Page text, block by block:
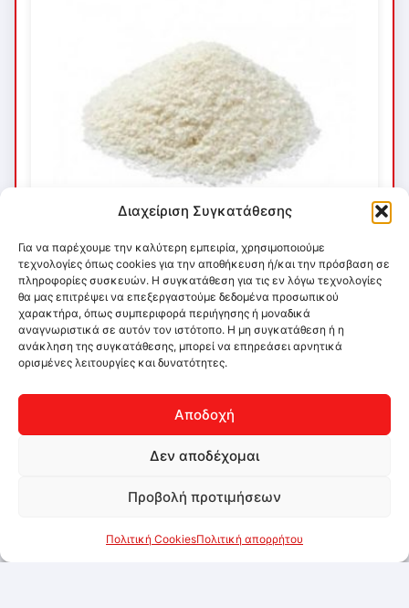
Διαχείριση Συγκατάθεσης
Για να παρέχουμε την καλύτερη εμπειρία, χρησιμοποιούμε
τεχνολογίες όπως cookies για την αποθήκευση ή/και την πρόσβαση σε
πληροφορίες συσκευών. Η συγκατάθεση για τις εν λόγω τεχνολογίες
θα μας επιτρέψει να επεξεργαστούμε δεδομένα προσωπικού
χαρακτήρα, όπως συμπεριφορά περιήγησης ή μοναδικά
αναγνωριστικά σε αυτόν τον ιστότοπο. Η μη συγκατάθεση ή η
ανάκληση της συγκατάθεσης, μπορεί να επηρεάσει αρνητικά
ορισμένες λειτουργίες και δυνατότητες.
Αποδοχή
Δεν αποδέχομαι
Προβολή προτιμήσεων
Πολιτική CookiesΠολιτική απορρήτου